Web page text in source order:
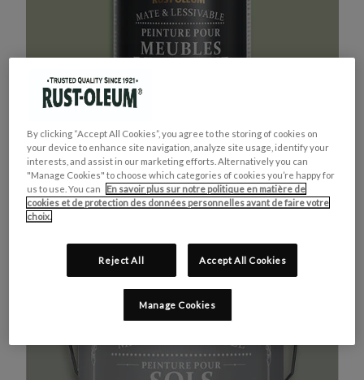
MEUBLES DE CUISINE
VERT KAKI
By clicking “Accept All Cookies”, you agree to the storing of cookies on
your device to enhance site navigation, analyze site usage, identify your
interests, and assist in our marketing efforts. Alternatively you can
"Manage Cookies" to choose which categories of cookies you’re happy for
us to use. You can
En savoir plus sur notre politique en matière de
cookies et de protection des données personnelles avant de faire votre
choix.
Reject All Accept All Cookies
Manage Cookies